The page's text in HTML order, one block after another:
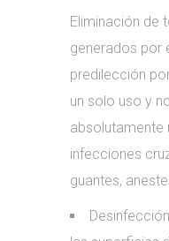
Eliminación de
generados por
predilección
un solo uso y
absolutamente
infecciones
guantes,